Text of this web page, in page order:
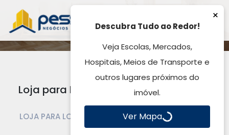
Loja para Locação, 24,00m², Centro -
Gravataí, RS
LOJA PARA LOCAÇÃO | LOJA | GRAVATAÍ | CENTRO
Código: LO1209
×
Descubra Tudo ao Redor!
Veja Escolas, Mercados,
Hospitais, Meios de Transporte e
outros lugares próximos do
imóvel.
Ver Mapa